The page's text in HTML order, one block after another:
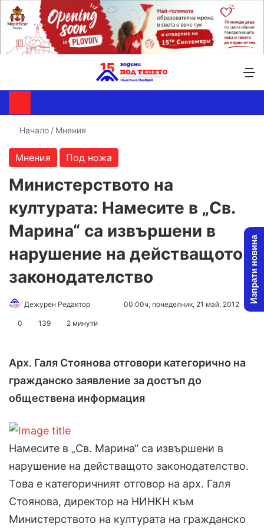
Начало / Мнения
Мнения Под ножа
Министерството на
културата: Намесите в „Св.
Марина“ са извършени в
нарушение на действащото
законодателство
Дежурен Редактор
o
n
a
m
l
00:00ч, понеделник, 21 май, 2012
0 139 2 минути
Арх. Галя Стоянова отговори категорично на
гражданско заявление за достъп до
обществена информация
Намесите в „Св. Марина“ са извършени в
нарушение на действащото законодателство.
Това е категоричният отговор на арх. Галя
Стоянова, директор на НИНКН към
Министерството на културата на гражданско
Изпрати новина